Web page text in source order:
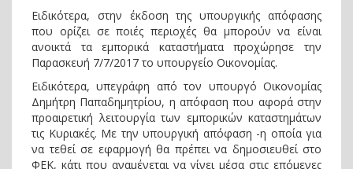
Ειδικότερα, στην έκδοση της υπουργικής απόφασης
που ορίζει σε ποιές περιοχές θα μπορούν να είναι
ανοικτά τα εμπορικά καταστήματα προχώρησε την
Παρασκευή 7/7/2017 το υπουργείο Οικονομίας.
Ειδικότερα, υπεγράφη από τον υπουργό Οικονομίας
Δημήτρη Παπαδημητρίου, η απόφαση που αφορά στην
προαιρετική λειτουργία των εμπορικών καταστημάτων
τις Κυριακές. Με την υπουργική απόφαση -η οποία για
να τεθεί σε εφαρμογή θα πρέπει να δημοσιευθεί στο
ΦΕΚ, κάτι που αναμένεται να γίνει μέσα στις επόμενες